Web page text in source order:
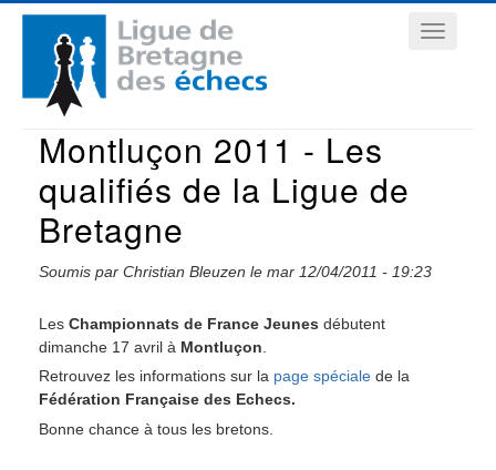
Aller
contenu
principal
Navigation
principale
Montluçon 2011 - Les
qualifiés de la Ligue de
Bretagne
Soumis par Christian Bleuzen le mar 12/04/2011 - 19:23
Les Championnats de France Jeunes débutent
dimanche 17 avril à Montluçon
Retrouvez les informations sur la page spéciale de la
Fédération Française des Echecs.
Bonne chance à tous les bretons.